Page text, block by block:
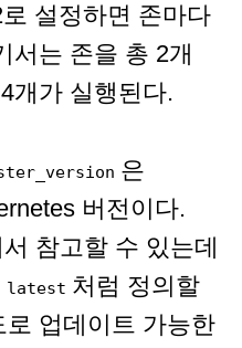
설정하면 존마다
서는 존을 총 2개
개가 실행된다.
은
버전이다.
참고할 수 있는데
latest 처럼 정의할
업데이트 가능한